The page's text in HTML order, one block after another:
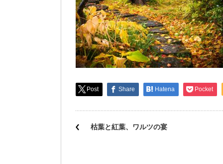
Post Share Hatena Pocket
枯葉と紅葉、ワルツの宴